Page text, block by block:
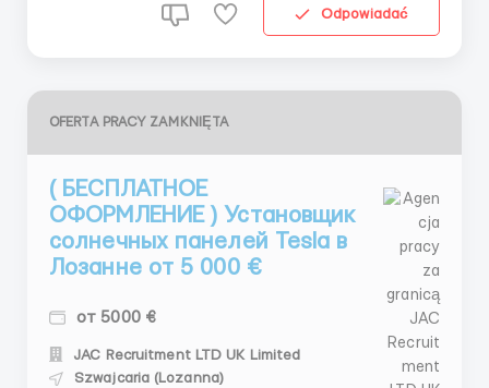
Odpowiadać
OFERTA PRACY ZAMKNIĘTA
( БЕСПЛАТНОЕ
ОФОРМЛЕНИЕ ) Установщик
солнечных панелей Tesla в
Лозанне от 5 000 €
от 5000 €
JAC Recruitment LTD UK Limited
Szwajcaria (Lozanna)